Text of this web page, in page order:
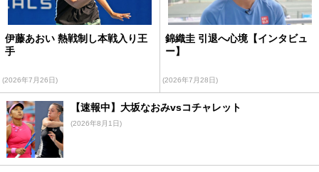
伊藤あおい 熱戦制し本戦入り王
手
(2026年7月26日)
錦織圭 引退へ心境【インタビュ
ー】
(2026年7月28日)
【速報中】大坂なおみvsコチャレット
(2026年8月1日)